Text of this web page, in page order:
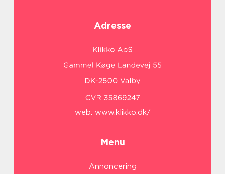
Adresse
web: www.klikko.dk/
Menu
Annoncering